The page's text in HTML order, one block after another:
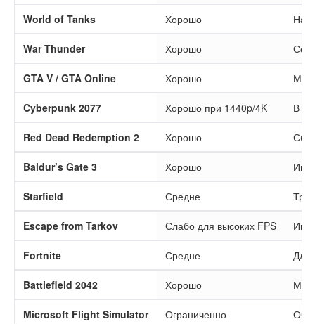
World of Tanks Хорошо
War Thunder Хорошо
GTA V / GTA Online Хорошо
Cyberpunk 2077 Хорошо при 1440p/4K В
Red Dead Redemption 2 Хорошо
Baldur’s Gate 3 Хорошо
Starfield Средне
Escape from Tarkov Слабо для высоких FPS
Fortnite Средне Для
Battlefield 2042 Хорошо
Microsoft Flight Simulator Ограниченно